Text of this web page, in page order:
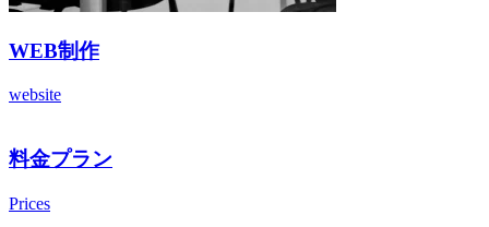
WEB制作
website
料金プラン
Prices